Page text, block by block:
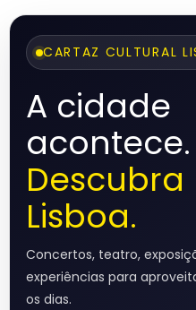
CARTAZ CULTURAL
A cidade
acontece.
Descubra
Lisboa.
Concertos, teatro,
experiências para
os dias.